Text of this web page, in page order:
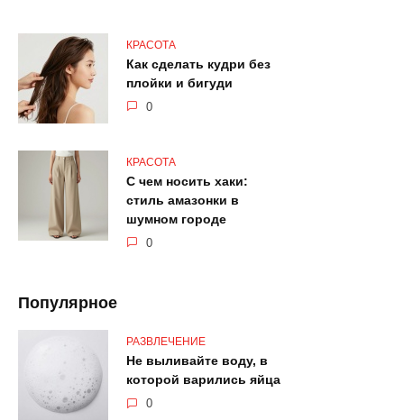
КРАСОТА
Как сделать кудри без
плойки и бигуди
0
КРАСОТА
С чем носить хаки:
стиль амазонки в
шумном городе
0
Популярное
РАЗВЛЕЧЕНИЕ
Не выливайте воду, в
которой варились яйца
0